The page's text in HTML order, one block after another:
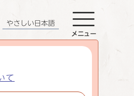
て
やさしい日本語
メニュー